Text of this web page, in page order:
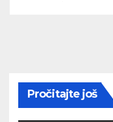
Pročitajte još